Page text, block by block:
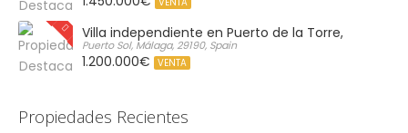
Villa independiente en Puerto de la Torre, Málaga
Puerto Sol, Málaga, 29190, Spain
1.200.000€ VENTA
Propiedades Recientes